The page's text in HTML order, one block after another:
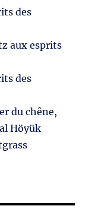
des
aux esprits
des
du chêne,
Höyük